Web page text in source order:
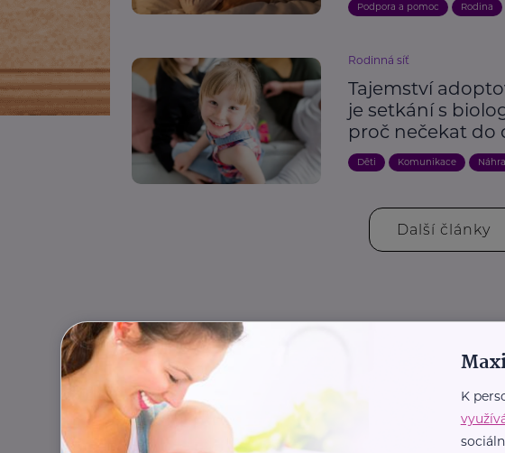
Podpora a pomoc Rodina
Rodinná síť
Tajemství
je setkání s
proč nečekat do
Děti Komunikace
Další články
K